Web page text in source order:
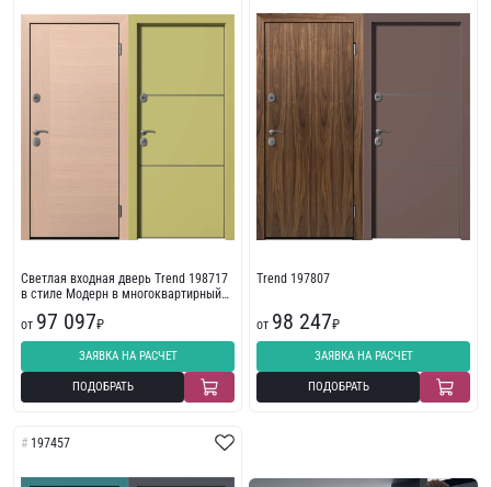
Светлая входная дверь Trend 198717
в стиле Модерн в многоквартирный
от 97 097₽
ЗАЯВКА НА РАСЧЕТ
ПОДОБРАТЬ
Trend 197807
от 98 247₽
ЗАЯВКА НА РАСЧЕТ
ПОДОБРАТЬ
197457